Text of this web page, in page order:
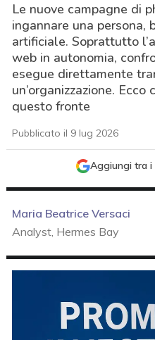
Le nuove campagne di
ingannare una persona,
artificiale. Soprattutto
web in autonomia,
esegue direttamente
un’organizzazione.
questo fronte
Pubblicato il 9 lug 2026
Aggiungi tra i
Maria Beatrice Versaci
Analyst, Hermes Bay